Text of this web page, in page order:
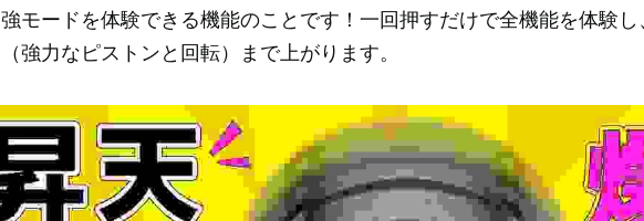
強モードを体験できる機能のことです！一回押すだけで全機能を体験
（強力なピストンと回転）まで上がります。